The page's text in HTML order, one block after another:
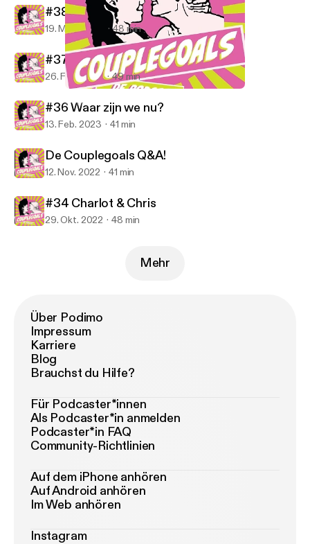
CoupleGoals de podcast
#38 Bappie en Jamil
19. März 2023 48 min
#37 Jeffrey en Vera
26. Feb. 2023 49 min
#36 Waar zijn we nu?
13. Feb. 2023 41 min
De Couplegoals Q&A!
12. Nov. 2022 41 min
#34 Charlot & Chris
29. Okt. 2022 48 min
Mehr
Über Podimo
Impressum
Karriere
Blog
Brauchst du Hilfe?
Für Podcaster*innen
Als Podcaster*in anmelden
Podcaster*in FAQ
Community-Richtlinien
Auf dem iPhone anhören
Auf Android anhören
Im Web anhören
Instagram